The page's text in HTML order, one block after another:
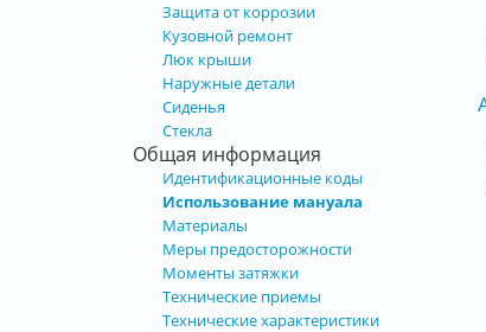
Защита от коррозии
Кузовной ремонт
Люк крыши
Наружные детали
Сиденья
Стекла
Общая информация
Идентификационные коды
Использование мануала
Материалы
Меры предосторожности
Моменты затяжки
Технические приемы
Технические характеристики